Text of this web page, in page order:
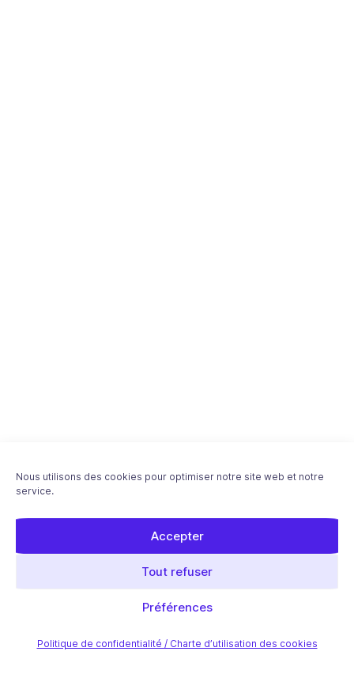
Nous utilisons des cookies pour optimiser notre site web et notre
service.
Accepter
Tout refuser
Préférences
Politique de confidentialité / Charte d’utilisation des cookies